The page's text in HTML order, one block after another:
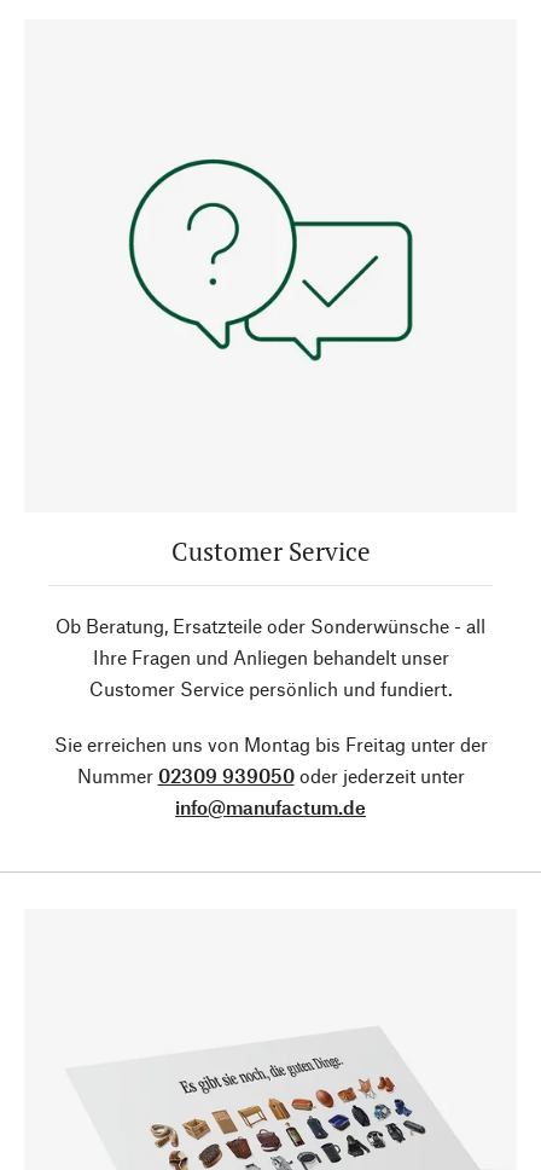
Customer Service
Ob Beratung, Ersatzteile oder Sonderwünsche - all
Ihre Fragen und Anliegen behandelt unser
Customer Service persönlich und fundiert.
Sie erreichen uns von Montag bis Freitag unter der
Nummer 02309 939050oder jederzeit unter
info@manufactum.de